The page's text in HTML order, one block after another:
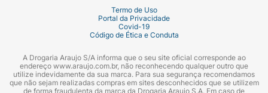
Termo de Uso
Portal da Privacidade
Covid-19
Código de Ética e Conduta
A Drogaria Araujo S/A informa que o seu site oficial corresponde ao
endereço www.araujo.com.br, não reconhecendo qualquer outro que
utilize indevidamente da sua marca. Para sua segurança recomendamos
que não sejam realizadas compras em sites desconhecidos que se utilizem
de forma fraudulenta da marca da Drogaria Araujo S.A. Em caso de